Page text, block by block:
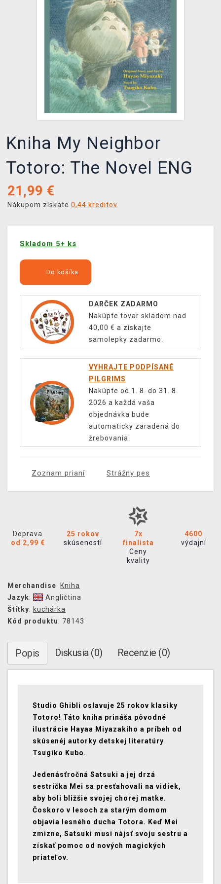
XZONE KLUB
Kniha My Neighbor
Totoro: The Novel ENG
21,99 €
Nákupom získate 0,44 kreditov
Skladom 5+ ks
Do košíka
DARČEK ZADARMO
Nakúpte tovar skladom nad
40,00 € a získajte
samolepky zadarmo.
VYHRAJTE PODPÍSANÉ
PILGRIMS
Nakúpte od 1. 8. do 31. 8.
2026 a každá vaša
objednávka bude
automaticky zaradená do
žrebovania.
Zoznam prianí Strážny pes
Doprava
od 2,99 €
25 rokov
skúseností
7x
finalista
Ceny
kvality
4600
výdajní
Merchandise: Kniha
Jazyk:
Angličtina
Štítky: kuchárka
Kód produktu: 78143
Popis Diskusia (0) Recenzie (0)
Studio Ghibli oslavuje 25 rokov klasiky
Totoro! Táto kniha prináša pôvodné
ilustrácie Hayaa Miyazakiho a príbeh od
skúsenéj autorky detskej literatúry
Tsugiko Kubo.
Jedenásťročná Satsuki a jej drzá
sestrička Mei sa presťahovali na vidiek,
aby boli bližšie svojej chorej matke.
Čoskoro v lesoch za starým domom
objavia lesného ducha Totora. Keď Mei
zmizne, Satsuki musí nájsť svoju sestru a
získať pomoc od nových magických
priateľov.